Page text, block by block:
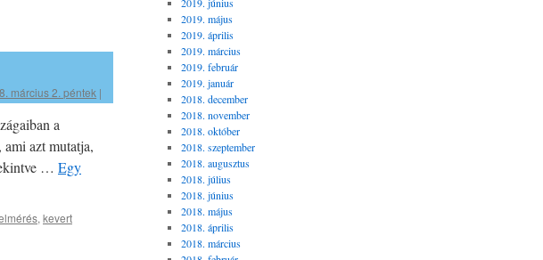
március 2. péntek |
a
azt mutatja,
… Egy
, kevert
2019. június
2019. május
2019. április
2019. március
2019. február
2019. január
2018. december
2018. november
2018. október
2018. szeptember
2018. augusztus
2018. július
2018. június
2018. május
2018. április
2018. március